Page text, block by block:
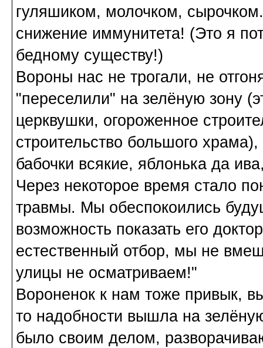
гуляшиком, молочком,
снижение иммунитета! (Это я
бедному существу!)
Вороны нас не трогали, не
"переселили" на зелёную зону
церквушки, огороженное
строительство большого храма),
бабочки всякие, яблонька да
Через некоторое время стало
травмы. Мы обеспокоились
возможность показать его
естественный отбор, мы не
улицы не осматриваем!"
Вороненок к нам тоже привык,
то надобности вышла на
было своим делом,